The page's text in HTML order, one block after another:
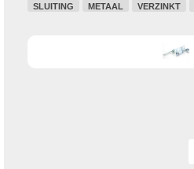
SLUITING METAAL VERZINKT